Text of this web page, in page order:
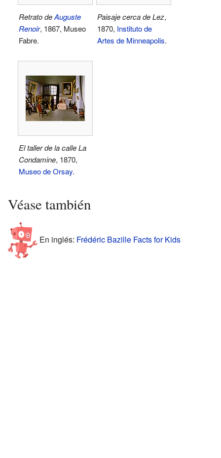
Retrato deAuguste
Renoir, 1867, Museo
Fabre.
Paisaje cerca de Lez,
1870, Instituto de
Artes de Minneapolis.
El taller de la calle La
Condamine, 1870,
Museo de Orsay.
Véase también
En inglés: Frédéric Bazille Facts for Kids